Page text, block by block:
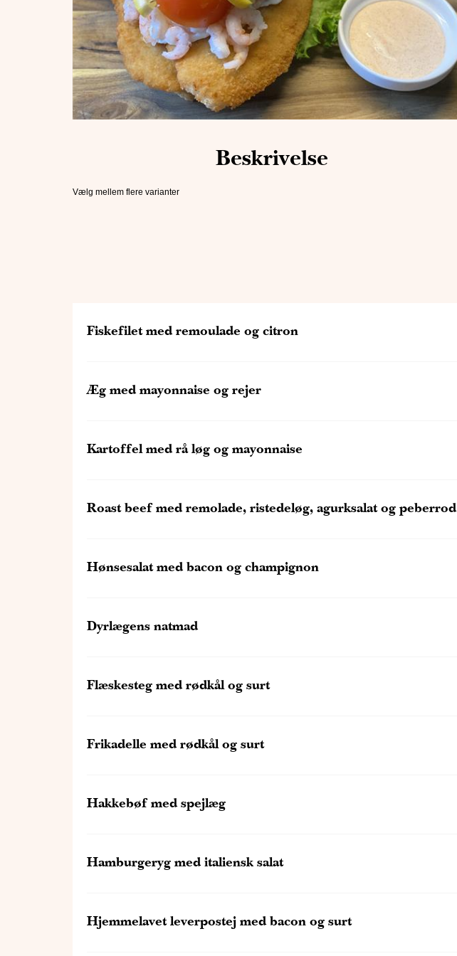
Beskrivelse
Vælg mellem flere varianter
Fiskefilet med remoulade og citron
Æg med mayonnaise og rejer
Kartoffel med rå løg og mayonnaise
Roast beef med remolade, ristedeløg, agurksalat og peberrod
Hønsesalat med bacon og champignon
Dyrlægens natmad
Flæskesteg med rødkål og surt
Frikadelle med rødkål og surt
Hakkebøf med spejlæg
Hamburgeryg med italiensk salat
Hjemmelavet leverpostej med bacon og surt